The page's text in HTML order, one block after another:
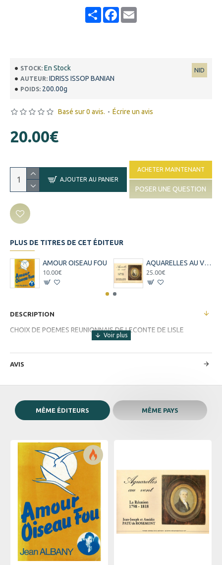
ShareFacebook
Email
STOCK: En Stock
AUTEUR: IDRISS ISSOP BANIAN
POIDS: 200.00g
NID
Basé sur 0 avis. - Écrire un avis
20.00€
AJOUTER AU PANIER
ACHETER MAINTENANT
POSER UNE QUESTION
PLUS DE TITRES DE CET ÉDITEUR
AMOUR OISEAU FOU
10.00€
AQUARELLES AU VENT PATU DE ROSEMONT - 1798 - 1818 (1988)
25.00€
DESCRIPTION
CHOIX DE POEMES REUNIONNAIS DE LECONTE DE LISLE
AVIS
MÊME ÉDITEURS MÊME PAYS